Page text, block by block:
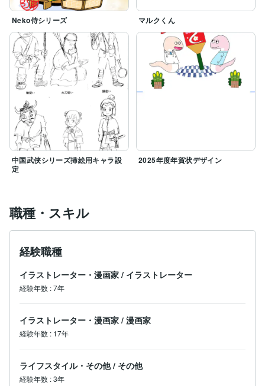
Neko侍シリーズ マルクくん
中国武侠シリーズ挿絵用キャラ設
定
2025年度年賀状デザイン
職種・スキル
経験職種
イラストレーター・漫画家 / イラストレーター
経験年数 :7年
イラストレーター・漫画家 / 漫画家
経験年数 : 17年
ライフスタイル・その他 / その他
経験年数 :3年